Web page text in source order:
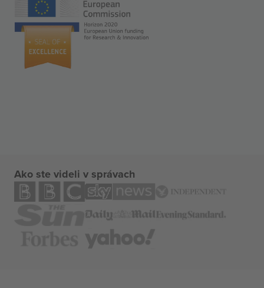
Ako ste videli v správach